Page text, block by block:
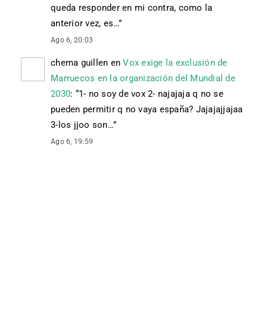
queda responder en mi contra, como la
anterior vez, es…”
Ago 6, 20:03
chema guillen enVox exige la exclusión de
Marruecos en la organización del Mundial de
2030: “1- no soy de vox 2- najajaja q no se
pueden permitir q no vaya españa? Jajajajjajaa
3-los jjoo son…”
Ago 6, 19:59